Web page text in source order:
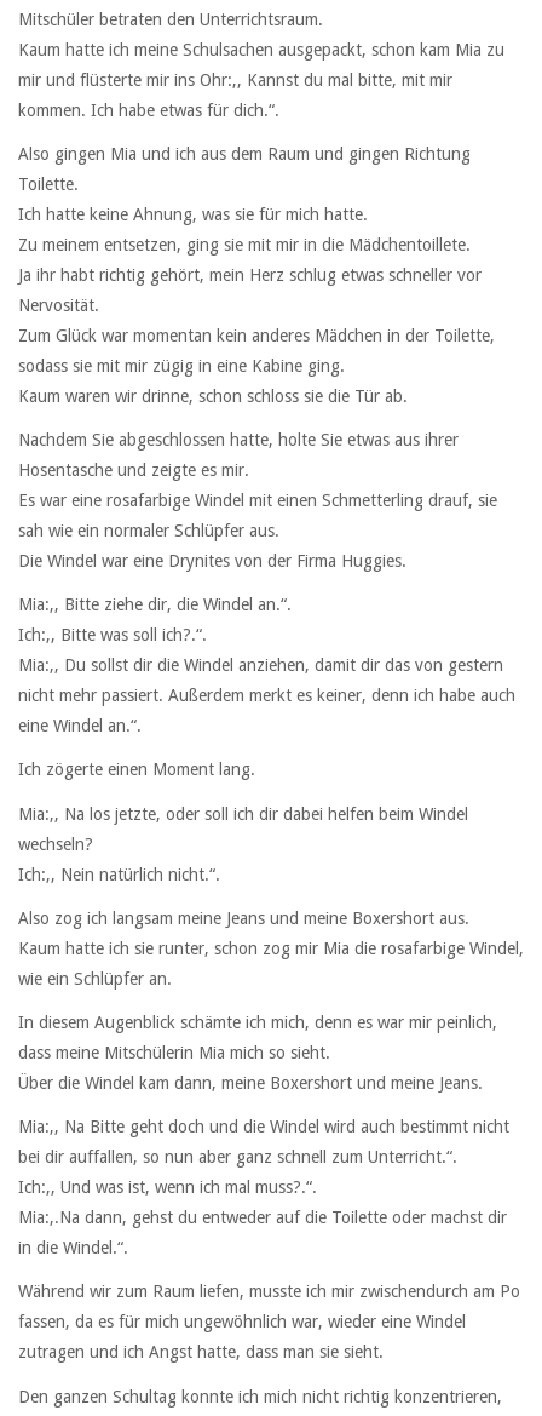
Mitschüler betraten den Unterrichtsraum.
Kaum hatte ich meine Schulsachen ausgepackt, schon kam Mia zu
mir und flüsterte mir ins Ohr:,, Kannst du mal bitte, mit mir
kommen. Ich habe etwas für dich.“.
Also gingen Mia und ich aus dem Raum und gingen Richtung
Toilette.
Ich hatte keine Ahnung, was sie für mich hatte.
Zu meinem entsetzen, ging sie mit mir in die Mädchentoillete.
Ja ihr habt richtig gehört, mein Herz schlug etwas schneller vor
Nervosität.
Zum Glück war momentan kein anderes Mädchen in der Toilette,
sodass sie mit mir zügig in eine Kabine ging.
Kaum waren wir drinne, schon schloss sie die Tür ab.
Nachdem Sie abgeschlossen hatte, holte Sie etwas aus ihrer
Hosentasche und zeigte es mir.
Es war eine rosafarbige Windel mit einen Schmetterling drauf, sie
sah wie ein normaler Schlüpfer aus.
Die Windel war eine Drynites von der Firma Huggies.
Mia:,, Bitte ziehe dir, die Windel an.“.
Ich:,, Bitte was soll ich?.“.
Mia:,, Du sollst dir die Windel anziehen, damit dir das von gestern
nicht mehr passiert. Außerdem merkt es keiner, denn ich habe auch
eine Windel an.“.
Ich zögerte einen Moment lang.
Mia:,, Na los jetzte, oder soll ich dir dabei helfen beim Windel
wechseln?
Ich:,, Nein natürlich nicht.“.
Also zog ich langsam meine Jeans und meine Boxershort aus.
Kaum hatte ich sie runter, schon zog mir Mia die rosafarbige Windel,
wie ein Schlüpfer an.
In diesem Augenblick schämte ich mich, denn es war mir peinlich,
dass meine Mitschülerin Mia mich so sieht.
Über die Windel kam dann, meine Boxershort und meine Jeans.
Mia:,, Na Bitte geht doch und die Windel wird auch bestimmt nicht
bei dir auffallen, so nun aber ganz schnell zum Unterricht.“.
Ich:,, Und was ist, wenn ich mal muss?.“.
Mia:,.Na dann, gehst du entweder auf die Toilette oder machst dir
in die Windel.“.
Während wir zum Raum liefen, musste ich mir zwischendurch am Po
fassen, da es für mich ungewöhnlich war, wieder eine Windel
zutragen und ich Angst hatte, dass man sie sieht.
Den ganzen Schultag konnte ich mich nicht richtig konzentrieren,